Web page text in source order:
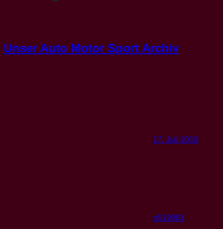
Unser Auto Motor Sport Archiv
17. Juli 2018
p519963